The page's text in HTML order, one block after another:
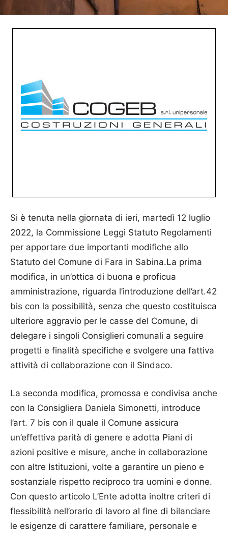
Si è tenuta nella giornata di ieri, martedì 12 luglio
2022, la Commissione Leggi Statuto Regolamenti
per apportare due importanti modifiche allo
Statuto del Comune di Fara in Sabina.La prima
modifica, in un’ottica di buona e proficua
amministrazione, riguarda l’introduzione dell’art.42
bis con la possibilità, senza che questo costituisca
ulteriore aggravio per le casse del Comune, di
delegare i singoli Consiglieri comunali a seguire
progetti e finalità specifiche e svolgere una fattiva
attività di collaborazione con il Sindaco.
La seconda modifica, promossa e condivisa anche
con la Consigliera Daniela Simonetti, introduce
l’art. 7 bis con il quale il Comune assicura
un’effettiva parità di genere e adotta Piani di
azioni positive e misure, anche in collaborazione
con altre Istituzioni, volte a garantire un pieno e
sostanziale rispetto reciproco tra uomini e donne.
Con questo articolo L’Ente adotta inoltre criteri di
flessibilità nell’orario di lavoro al fine di bilanciare
le esigenze di carattere familiare, personale e